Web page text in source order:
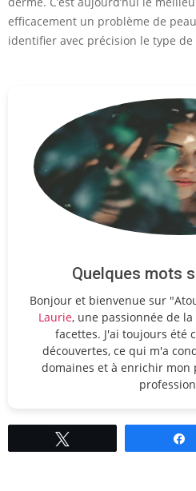
efficacement un problème de
identifier avec précision le type
Quelques mots
Bonjour et bienvenue sur
Laurie, une passionnée de
facettes. J'ai toujours été
découvertes, ce qui m'a
domaines et à enrichir mon